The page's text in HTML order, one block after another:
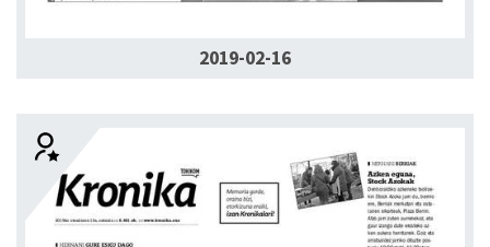
2019-02-16